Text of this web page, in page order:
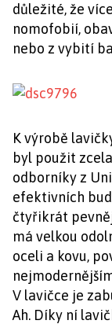
důležité, že
nomofobií,
nebo z vybití
K výrobě
byl použit
odborníky z
efektivních
čtyřikrát
má velkou
oceli a kovu,
V lavičce je
Ah. Díky ní